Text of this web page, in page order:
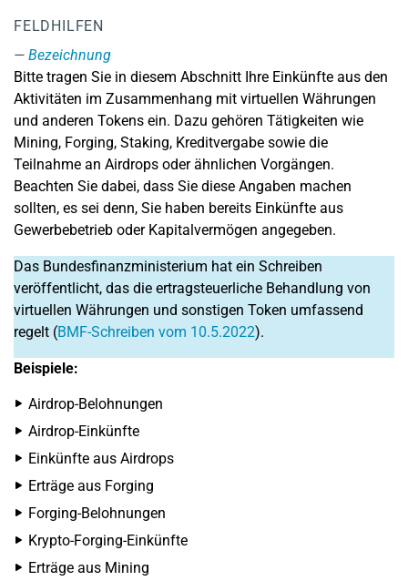
FELDHILFEN
Bezeichnung
Bitte tragen Sie in diesem Abschnitt Ihre Einkünfte aus den
Aktivitäten im Zusammenhang mit virtuellen Währungen
und anderen Tokens ein. Dazu gehören Tätigkeiten wie
Mining, Forging, Staking, Kreditvergabe sowie die
Teilnahme an Airdrops oder ähnlichen Vorgängen.
Beachten Sie dabei, dass Sie diese Angaben machen
sollten, es sei denn, Sie haben bereits Einkünfte aus
Gewerbebetrieb oder Kapitalvermögen angegeben.
Das Bundesfinanzministerium hat ein Schreiben
veröffentlicht, das die ertragsteuerliche Behandlung von
virtuellen Währungen und sonstigen Token umfassend
regelt (BMF-Schreiben vom 10.5.2022).
Beispiele:
Airdrop-Belohnungen
Airdrop-Einkünfte
Einkünfte aus Airdrops
Erträge aus Forging
Forging-Belohnungen
Krypto-Forging-Einkünfte
Erträge aus Mining